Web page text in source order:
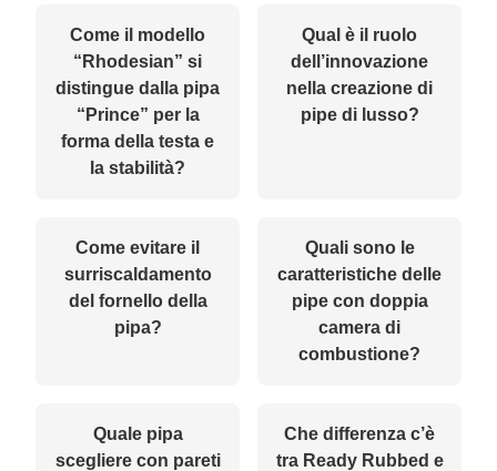
Come il modello
“Rhodesian” si
distingue dalla pipa
“Prince” per la
forma della testa e
la stabilità?
Qual è il ruolo
dell’innovazione
nella creazione di
pipe di lusso?
Come evitare il
surriscaldamento
del fornello della
pipa?
Quali sono le
caratteristiche delle
pipe con doppia
camera di
combustione?
Quale pipa
scegliere con pareti
Che differenza c’è
tra Ready Rubbed e